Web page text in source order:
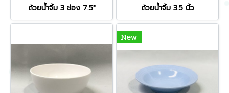
ถ้วยน้ำจิ้ม 3 ช่อง 7.5" ถ้วยน้ำจิ้ม 3.5 นิ้ว
New